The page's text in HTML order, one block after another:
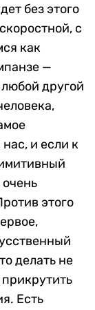
без этого
с
как
—
другой
и если к
этого
делать не
прикрутить
Есть